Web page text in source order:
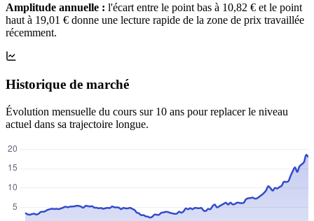
Amplitude annuelle : l'écart entre le point bas à 10,82 € et le point
haut à 19,01 € donne une lecture rapide de la zone de prix travaillée
récemment.
Historique de marché
Évolution mensuelle du cours sur 10 ans pour replacer le niveau
actuel dans sa trajectoire longue.